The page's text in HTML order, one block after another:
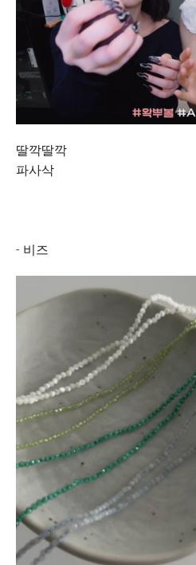
딸깍딸깍
파사삭
- 비즈